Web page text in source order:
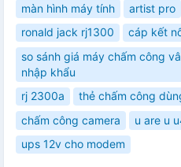
màn hình máy tính
artist pro
ronald jack rj1300
cáp kết
so sánh giá máy chấm công
nhập khẩu
rj 2300a
thẻ chấm công
chấm công camera
u are u
ups 12v cho modem